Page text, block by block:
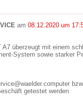
am 08.12.2020 um
A7 überzeugt mit einem
System sowie starker
getestet werden